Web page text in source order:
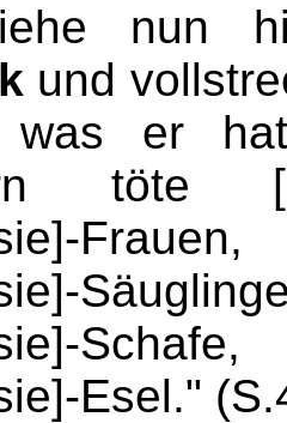
nun
und
was er
töte
Esel."